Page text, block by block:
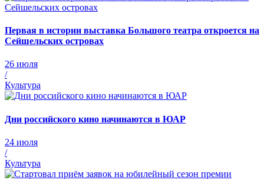
Первая в истории выставка Большого театра откроется на
Сейшельских островах
26 июля
/
Культура
Дни российского кино начинаются в ЮАР
24 июля
/
Культура